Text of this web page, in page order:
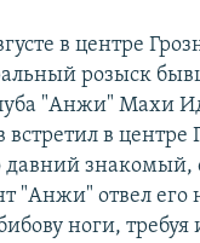
в центре
розыск
"Анжи" Махи
в центре
давний
отвел его
ноги,